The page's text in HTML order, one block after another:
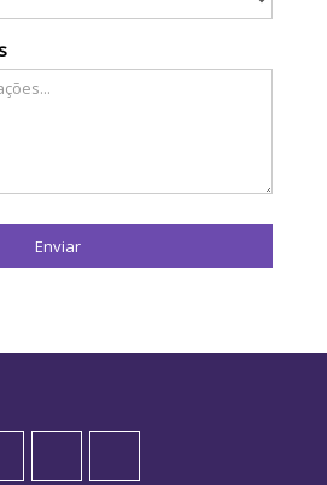
Enviar